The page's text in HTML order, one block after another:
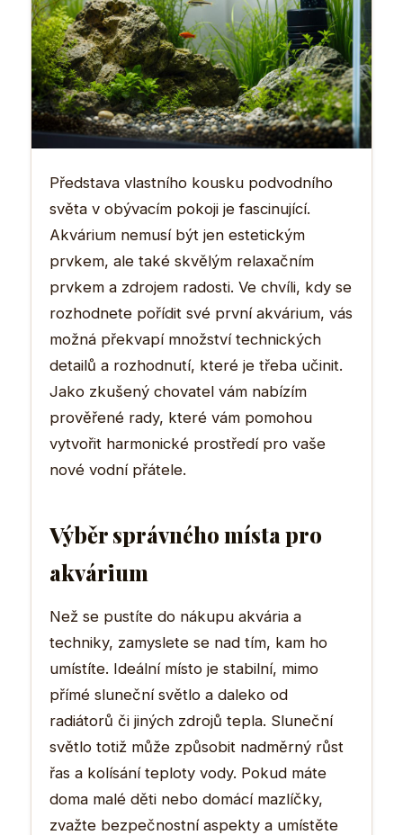
Představa vlastního kousku podvodního
světa v obývacím pokoji je fascinující.
Akvárium nemusí být jen estetickým
prvkem, ale také skvělým relaxačním
prvkem a zdrojem radosti. Ve chvíli, kdy se
rozhodnete pořídit své první akvárium, vás
možná překvapí množství technických
detailů a rozhodnutí, které je třeba učinit.
Jako zkušený chovatel vám nabízím
prověřené rady, které vám pomohou
vytvořit harmonické prostředí pro vaše
nové vodní přátele.
Výběr správného místa pro
akvárium
Než se pustíte do nákupu akvária a
techniky, zamyslete se nad tím, kam ho
umístíte. Ideální místo je stabilní, mimo
přímé sluneční světlo a daleko od
radiátorů či jiných zdrojů tepla. Sluneční
světlo totiž může způsobit nadměrný růst
řas a kolísání teploty vody. Pokud máte
doma malé děti nebo domácí mazlíčky,
zvažte bezpečnostní aspekty a umístěte